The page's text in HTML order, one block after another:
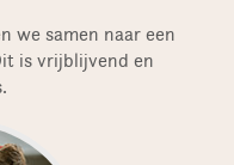
we samen naar een
is vrijblijvend en